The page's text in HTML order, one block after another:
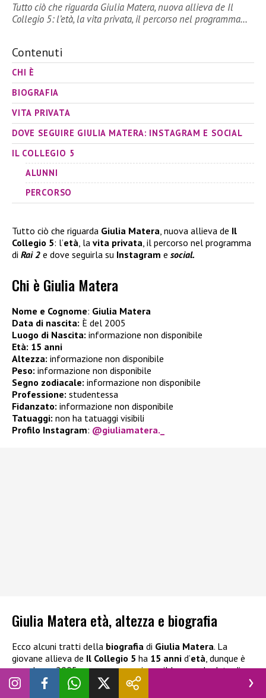
Tutto ciò che riguarda Giulia Matera, nuova allieva de Il
Collegio 5: l’età, la vita privata, il percorso nel programma…
Contenuti
CHI È
BIOGRAFIA
VITA PRIVATA
DOVE SEGUIRE GIULIA MATERA: INSTAGRAM E SOCIAL
IL COLLEGIO 5
ALUNNI
PERCORSO
Tutto ciò che riguarda Giulia Matera, nuova allieva de Il
Collegio 5: l’età, la vita privata, il percorso nel programma
di Rai 2 e dove seguirla su Instagram e social.
Chi è Giulia Matera
Nome e Cognome: Giulia Matera
Data di nascita: È del 2005
Luogo di Nascita: informazione non disponibile
Età: 15 anni
Altezza: informazione non disponibile
Peso: informazione non disponibile
Segno zodiacale: informazione non disponibile
Professione: studentessa
Fidanzato: informazione non disponibile
Tatuaggi: non ha tatuaggi visibili
Profilo Instagram: @giuliamatera._
Giulia Matera età, altezza e biografia
Ecco alcuni tratti della biografia di Giulia Matera. La
giovane allieva de Il Collegio 5 ha 15 anni d’età, dunque è
una classe 2005, ma non conosciamo il luogo e la data di
nascita precisa. Al momento quindi non sappiamo quale sia il